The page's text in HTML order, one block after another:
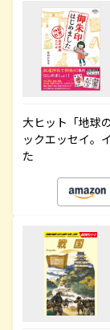
大ヒット「地球
ックエッセイ。
た